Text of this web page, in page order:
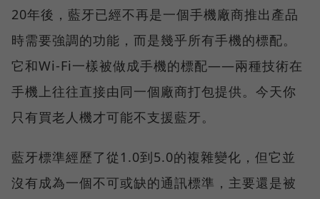
20年後，藍牙已經不再是一個手機廠商推出產品
時需要強調的功能，而是幾乎所有手機的標配。
它和Wi-Fi一樣被做成手機的標配——兩種技術在
手機上往往直接由同一個廠商打包提供。今天你
只有買老人機才可能不支援藍牙。
藍牙標準經歷了從1.0到5.0的複雜變化，但它並
沒有成為一個不可或缺的通訊標準，主要還是被